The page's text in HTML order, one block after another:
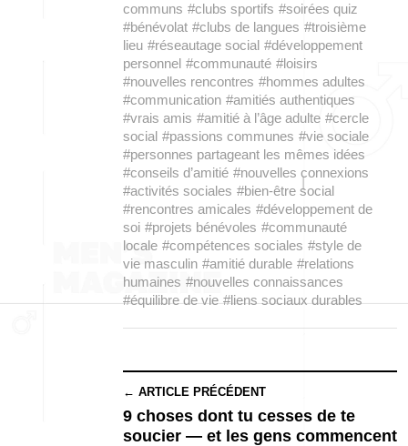
communs #clubs sportifs #soirées quiz
#bénévolat #clubs de langues #troisième
lieu #réseautage social #développement
personnel #communauté #loisirs
#nouvelles rencontres #hommes adultes
#communication #amitiés authentiques
#vrais amis #amitié à l’âge adulte #cercle
social #passions communes #vie sociale
#personnes partageant les mêmes idées
#conseils d’amitié #nouvelles connexions
#activités sociales #bien-être social
#rencontres amicales #développement de
soi #projets bénévoles #communauté
locale #compétences sociales #style de
vie masculin #amitié durable #relations
humaines #nouvelles connaissances
#équilibre de vie #liens sociaux durables
← ARTICLE PRÉCÉDENT
9 choses dont tu cesses de te
soucier — et les gens commencent